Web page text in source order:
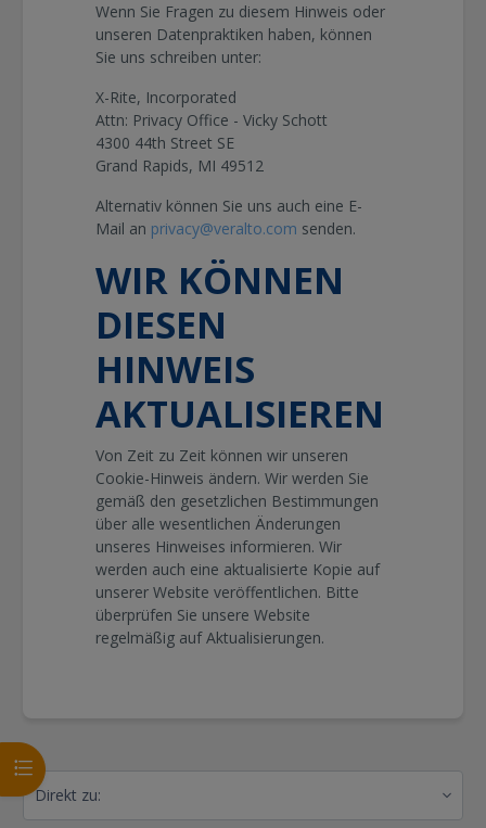
Kursindex öffnen
Wenn Sie Fragen zu diesem Hinweis oder
unseren Datenpraktiken haben, können
Sie uns schreiben unter:
X-Rite, Incorporated
Attn: Privacy Office - Vicky Schott
4300 44th Street SE
Grand Rapids, MI 49512
Alternativ können Sie uns auch eine E-
Mail an privacy@veralto.com senden.
WIR KÖNNEN
DIESEN
HINWEIS
AKTUALISIEREN
Von Zeit zu Zeit können wir unseren
Cookie-Hinweis ändern. Wir werden Sie
gemäß den gesetzlichen Bestimmungen
über alle wesentlichen Änderungen
unseres Hinweises informieren. Wir
werden auch eine aktualisierte Kopie auf
unserer Website veröffentlichen. Bitte
überprüfen Sie unsere Website
regelmäßig auf Aktualisierungen.